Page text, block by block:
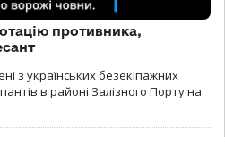
противника,
з українських безекіпажних
в районі Залізного Порту на